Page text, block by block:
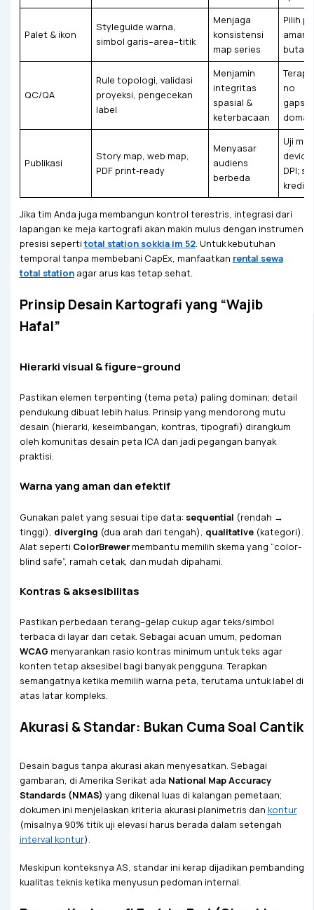
Palet & ikon
Styleguide warna,
simbol garis–area–titik
Menjaga
konsistensi
map series
Pilih
aman
buta
QC/QA
Rule topologi, validasi
proyeksi, pengecekan
label
Menjamin
integritas
spasial &
keterbacaan
no
gaps/
Publikasi
Story map, web map,
PDF print-ready
Menyasar
audiens
berbeda
Uji
DPI;
kredit
Jika tim Anda juga membangun kontrol terestris, integrasi dari
lapangan ke meja kartografi akan makin mulus dengan instrumen
presisi sepertitotal station sokkia im 52. Untuk kebutuhan
temporal tanpa membebani CapEx, manfaatkan rental sewa
total stationagar arus kas tetap sehat.
Prinsip Desain Kartografi yang “Wajib
Hafal”
Hierarki visual & figure–ground
Pastikan elemen terpenting (tema peta) paling dominan; detail
pendukung dibuat lebih halus. Prinsip yang mendorong mutu
desain (hierarki, keseimbangan, kontras, tipografi) dirangkum
oleh komunitas desain peta ICA dan jadi pegangan banyak
praktisi.
Warna yang aman dan efektif
Gunakan palet yang sesuai tipe data: sequential (rendah →
tinggi), diverging (dua arah dari tengah), qualitative(kategori).
Alat seperti ColorBrewermembantu memilih skema yang “color-
blind safe”, ramah cetak, dan mudah dipahami.
Kontras & aksesibilitas
Pastikan perbedaan terang–gelap cukup agar teks/simbol
terbaca di layar dan cetak. Sebagai acuan umum, pedoman
WCAG menyarankan rasio kontras minimum untuk teks agar
konten tetap aksesibel bagi banyak pengguna. Terapkan
semangatnya ketika memilih warna peta, terutama untuk label di
atas latar kompleks.
Akurasi & Standar: Bukan Cuma Soal Cantik
Desain bagus tanpa akurasi akan menyesatkan. Sebagai
gambaran, di Amerika Serikat ada National Map Accuracy
Standards (NMAS) yang dikenal luas di kalangan pemetaan;
dokumen ini menjelaskan kriteria akurasi planimetris dan kontur
(misalnya 90% titik uji elevasi harus berada dalam setengah
interval kontur).
Meskipun konteksnya AS, standar ini kerap dijadikan pembanding
kualitas teknis ketika menyusun pedoman internal.